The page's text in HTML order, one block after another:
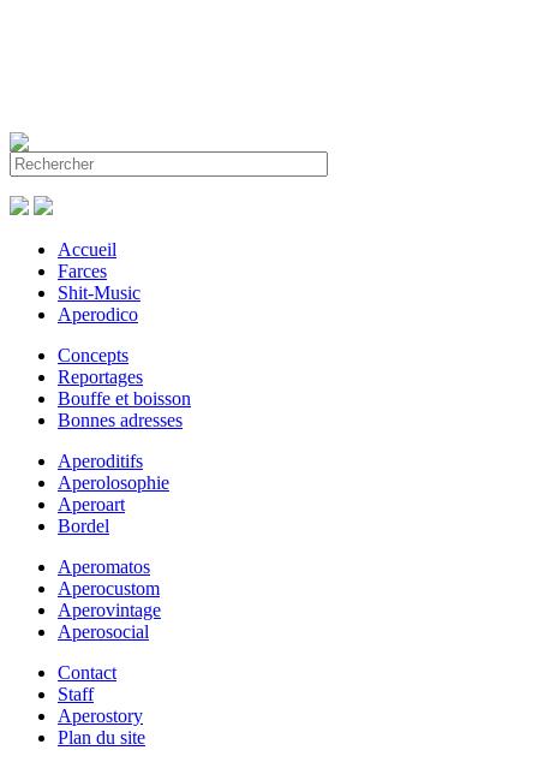
Accueil
Farces
Shit-Music
Aperodico
Concepts
Reportages
Bouffe et boisson
Bonnes adresses
Aperoditifs
Aperolosophie
Aperoart
Bordel
Aperomatos
Aperocustom
Aperovintage
Aperosocial
Contact
Staff
Aperostory
Plan du site